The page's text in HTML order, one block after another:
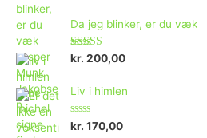
Da jeg blinker, er du væk
Vurderet
ud af 5
kr. 200,00
Liv i himlen
V
kr. 170,00